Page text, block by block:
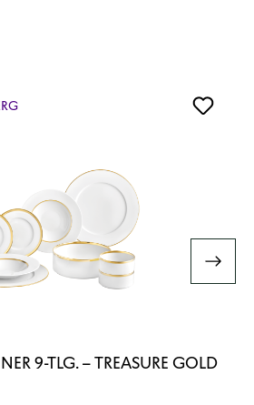
9-TLG. – TREASURE GOLD